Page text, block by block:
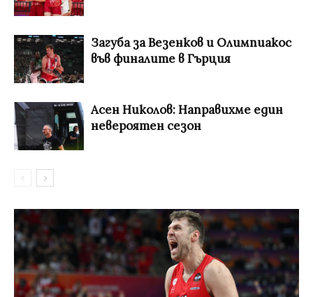
Загуба за Везенков и Олимпиакос
във финалите в Гърция
Асен Николов: Направихме един
невероятен сезон